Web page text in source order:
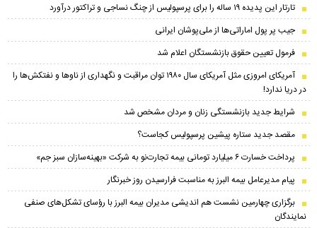
تارتار این پدیده ۱۹ ساله را برای پرسپولیس از چنگ نساجی و تراکتور درآورد
جیب پر پول اماراتی‌ها از ملی‌پوشان ایرانی
فرمول تعیین حقوق بازنشستگان اعلام شد
آمریکای امروزی مثل آمریکای سال ۱۹۸۰ توان مراقبت و نگهداری از ناو‌ها و نفتکش‌ها را
در دریا ندارد!
شرایط جدید بازنشستگی زنان و مردان مشخص شد
مقصد جدید ستاره پیشین پرسپولیس کجاست؟
پرداخت خسارت ۶ میلیارد تومانی بیمه تجارت‌نو به شرکت «بهینه‌سازان سبز جم»
پیام مدیرعامل بیمه البرز به مناسبت فرارسیدن روز خبرنگار
برگزاری چهارمین نشست هم اندیشی مدیران بیمه البرز با رؤسای تشکل‌های صنفی
نمایندگان